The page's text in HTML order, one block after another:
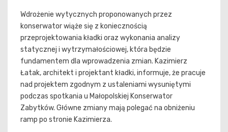
Wdrożenie wytycznych proponowanych przez
konserwator wiąże się z koniecznością
przeprojektowania kładki oraz wykonania analizy
statycznej i wytrzymałościowej, która będzie
fundamentem dla wprowadzenia zmian. Kazimierz
Łatak, architekt i projektant kładki, informuje, że pracuje
nad projektem zgodnym z ustaleniami wysuniętymi
podczas spotkania u Małopolskiej Konserwator
Zabytków. Główne zmiany mają polegać na obniżeniu
ramp po stronie Kazimierza.